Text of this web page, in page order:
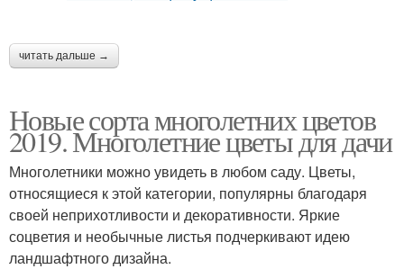
читать дальше →
Новые сорта многолетних цветов
2019. Многолетние цветы для дачи
Многолетники можно увидеть в любом саду. Цветы,
относящиеся к этой категории, популярны благодаря
своей неприхотливости и декоративности. Яркие
соцветия и необычные листья подчеркивают идею
ландшафтного дизайна.